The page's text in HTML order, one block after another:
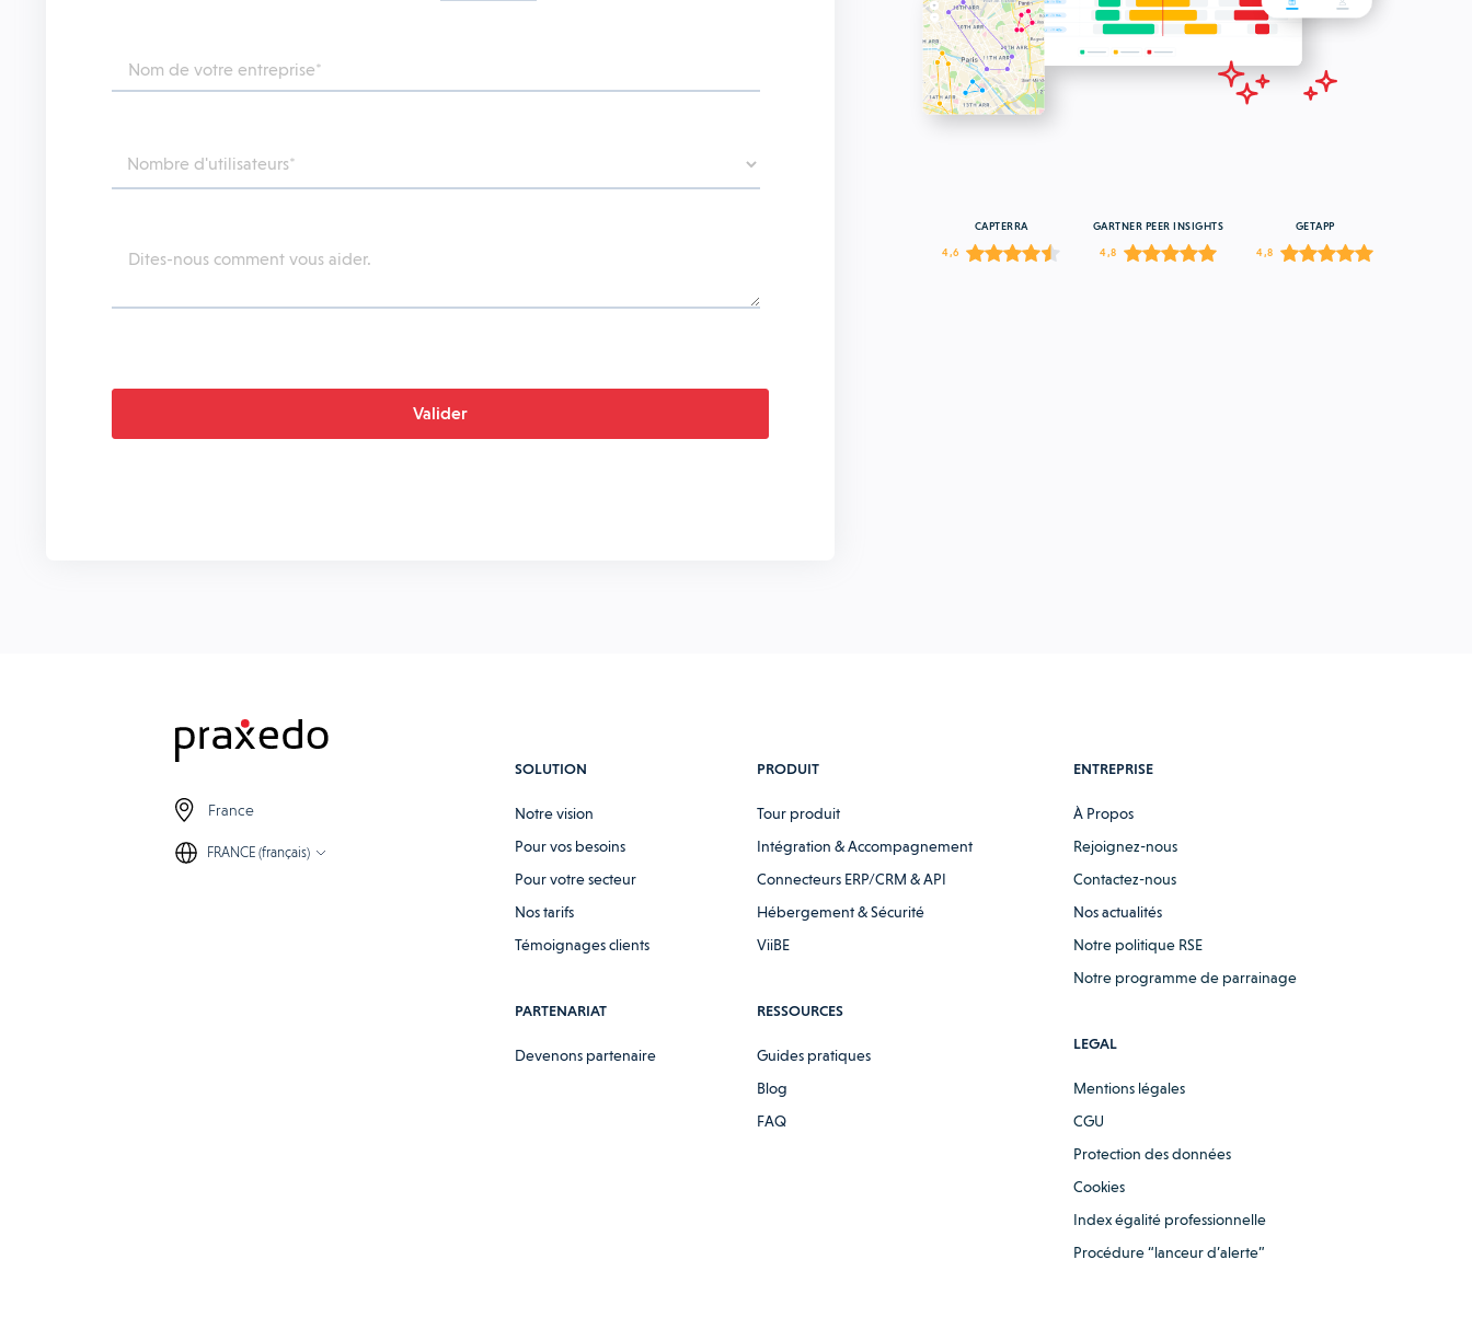
CAPTERRA
4,6
GARTNER PEER INSIGHTS
4,8
GETAPP
4,8
France
FRANCE (français)
SOLUTION
Notre vision
Pour vos besoins
Pour votre secteur
Nos tarifs
Témoignages clients
PARTENARIAT
Devenons partenaire
PRODUIT
Tour produit
Intégration & Accompagnement
Connecteurs ERP/CRM & API
Hébergement & Sécurité
ViiBE
RESSOURCES
Guides pratiques
Blog
FAQ
ENTREPRISE
À Propos
Rejoignez-nous
Contactez-nous
Nos actualités
Notre politique RSE
Notre programme de parrainage
LEGAL
Mentions légales
CGU
Protection des données
Cookies
Index égalité professionnelle
Procédure “lanceur d’alerte”